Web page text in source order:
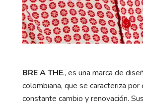
BRE A THE., es una marca de
colombiana, que se caracteriza por
constante cambio y renovación.